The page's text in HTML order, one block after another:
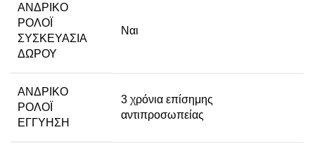
ΑΝΔΡΙΚΌ
ΡΟΛΌΙ
ΣΥΣΚΕΥΑΣΊΑ
ΔΏΡΟΥ
Ναι
ΑΝΔΡΙΚΌ
ΡΟΛΌΙ
ΕΓΓΎΗΣΗ
3 χρόνια επίσημης
αντιπροσωπείας